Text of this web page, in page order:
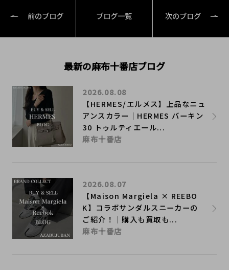
前のブログ ブログ一覧 次のブログ
最新の麻布十番店ブログ
【HERMES/エルメス】上品なニュ
アンスカラー｜HERMES バーキン
30 トゥルティエール...
2026.08.08
麻布十番店
【Maison Margiela × REEBO
K】コラボサンダルスニーカーの
ご紹介！｜購入も買取も...
2026.08.07
麻布十番店